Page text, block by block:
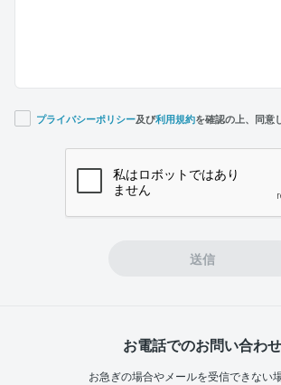
プライバシーポリシー及び利用規約を確認の上、同意
送信
お電話でのお問い合わせ
お急ぎの場合やメールを受信できない場